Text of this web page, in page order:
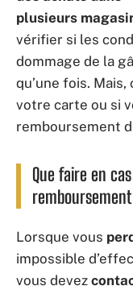
plusieurs
vérifier si les
dommage de la
qu’une fois.
votre carte ou si
remboursement
Que faire en
Lorsque vous
impossible
vous devez